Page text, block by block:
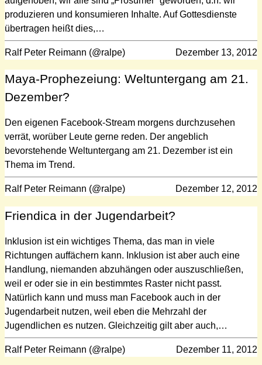
produzieren und konsumieren Inhalte. Auf Gottesdienste
übertragen heißt dies,…
Ralf Peter Reimann (@ralpe) Dezember 13, 2012
Maya-Prophezeiung: Weltuntergang am 21.
Dezember?
Den eigenen Facebook-Stream morgens durchzusehen
verrät, worüber Leute gerne reden. Der angeblich
bevorstehende Weltuntergang am 21. Dezember ist ein
Thema im Trend.
Ralf Peter Reimann (@ralpe) Dezember 12, 2012
Friendica in der Jugendarbeit?
Inklusion ist ein wichtiges Thema, das man in viele
Richtungen auffächern kann. Inklusion ist aber auch eine
Handlung, niemanden abzuhängen oder auszuschließen,
weil er oder sie in ein bestimmtes Raster nicht passt.
Natürlich kann und muss man Facebook auch in der
Jugendarbeit nutzen, weil eben die Mehrzahl der
Jugendlichen es nutzen. Gleichzeitig gilt aber auch,…
Ralf Peter Reimann (@ralpe) Dezember 11, 2012